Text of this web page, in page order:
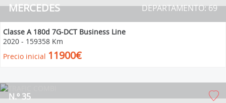
MERCEDES DEPARTAMENTO: 69
Classe A 180d 7G-DCT Business Line
2020 - 159358 Km
Precio inicial 11900€
N.º 35